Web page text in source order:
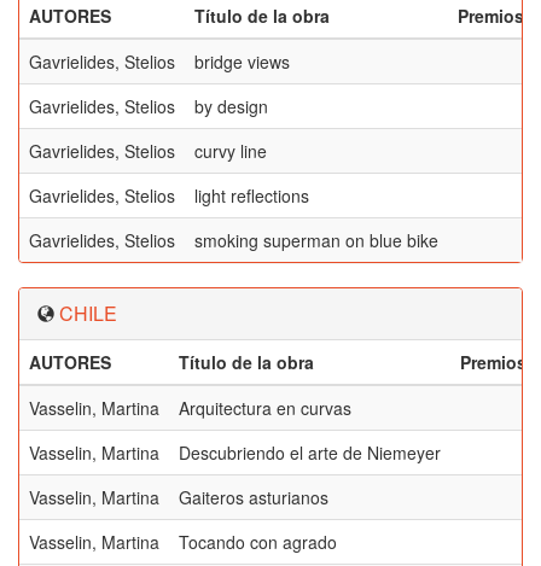
AUTORES Título de la obra
Premios
Gavrielides, Stelios
bridge views
Gavrielides, Stelios
by design
Gavrielides, Stelios
curvy line
Gavrielides, Stelios
light reflections
Gavrielides, Stelios
smoking superman on blue bike
CHILE
AUTORES Título de la obra
Premios
Vasselin, Martina
Arquitectura en curvas
Vasselin, Martina
Descubriendo el arte de Niemeyer
Vasselin, Martina
Gaiteros asturianos
Vasselin, Martina
Tocando con agrado